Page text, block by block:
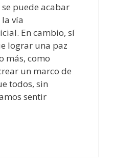
puede acabar
vía
En cambio, sí
lograr una paz
más, como
un marco de
todos, sin
sentir